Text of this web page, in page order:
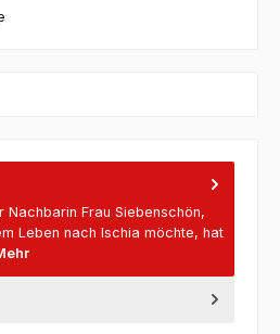
Nachbarin Frau Siebenschön,
Leben nach Ischia möchte, hat